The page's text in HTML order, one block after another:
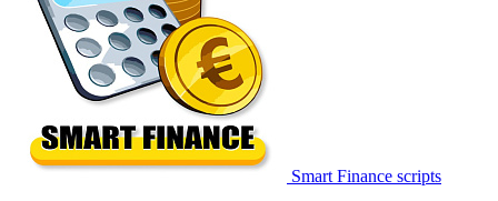
Smart Finance scripts